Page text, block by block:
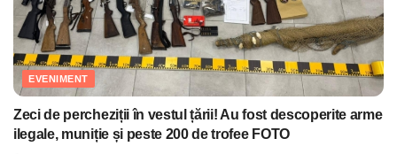
EVENIMENT
Zeci de percheziții în vestul țării! Au fost descoperite arme
ilegale, muniție și peste 200 de trofee FOTO